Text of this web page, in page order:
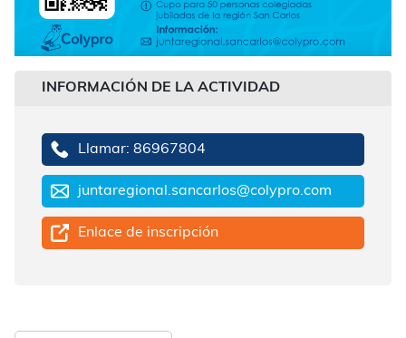
INFORMACIÓN DE LA ACTIVIDAD
Llamar: 86967804
juntaregional.sancarlos@colypro.com
Enlace de inscripción